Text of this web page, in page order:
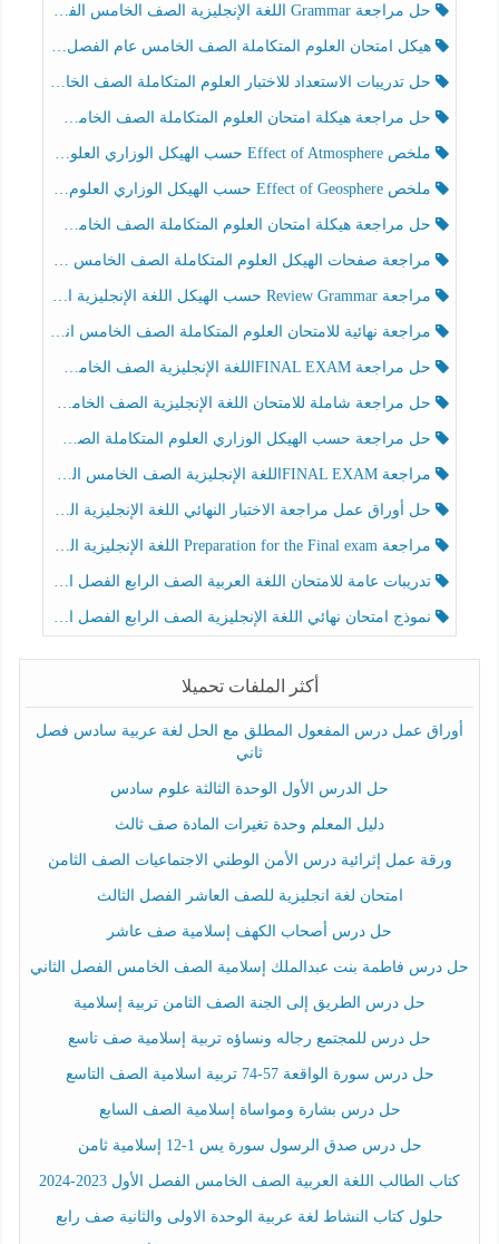
حل مراجعة Grammar اللغة الإنجليزية الصف الخامس الفصل الثالث
هيكل امتحان العلوم المتكاملة الصف الخامس عام الفصل الدراسي الثالث 2025-2026
حل تدريبات الاستعداد للاختبار العلوم المتكاملة الصف الخامس عام الفصل الثالث
حل مراجعة هيكلة امتحان العلوم المتكاملة الصف الخامس انسبير الفصل الثالث
ملخص Effect of Atmosphere حسب الهيكل الوزاري العلوم المتكاملة الصف الخامس انسبير الفصل الثالث
ملخص Effect of Geosphere حسب الهيكل الوزاري العلوم المتكاملة الصف الخامس انسبير الفصل الثالث
حل مراجعة هيكلة امتحان العلوم المتكاملة الصف الخامس عام الفصل الثالث
مراجعة صفحات الهيكل العلوم المتكاملة الصف الخامس انسبير الفصل الثالث
مراجعة Review Grammar حسب الهيكل اللغة الإنجليزية الصف الخامس الفصل الثالث
مراجعة نهائية للامتحان العلوم المتكاملة الصف الخامس انسبير الفصل الثالث
حل مراجعة FINAL EXAMاللغة الإنجليزية الصف الخامس الفصل الثالث
حل مراجعة شاملة للامتحان اللغة الإنجليزية الصف الخامس الفصل الثالث
حل مراجعة حسب الهيكل الوزاري العلوم المتكاملة الصف الخامس عام الفصل الثالث
مراجعة FINAL EXAMاللغة الإنجليزية الصف الخامس الفصل الثالث
حل أوراق عمل مراجعة الاختبار النهائي اللغة الإنجليزية الصف الرابع الفصل الثالث
مراجعة Preparation for the Final exam اللغة الإنجليزية الصف الرابع الفصل الثالث
تدريبات عامة للامتحان اللغة العربية الصف الرابع الفصل الثالث
نموذج امتحان نهائي اللغة الإنجليزية الصف الرابع الفصل الثالث
أكثر الملفات تحميلا
أوراق عمل درس المفعول المطلق مع الحل لغة عربية سادس فصل
ثاني
حل الدرس الأول الوحدة الثالثة علوم سادس
دليل المعلم وحدة تغيرات المادة صف ثالث
ورقة عمل إثرائية درس الأمن الوطني الاجتماعيات الصف الثامن
امتحان لغة انجليزية للصف العاشر الفصل الثالث
حل درس أصحاب الكهف إسلامية صف عاشر
حل درس فاطمة بنت عبدالملك إسلامية الصف الخامس الفصل الثاني
حل درس الطريق إلى الجنة الصف الثامن تربية إسلامية
حل درس للمجتمع رجاله ونساؤه تربية إسلامية صف تاسع
حل درس سورة الواقعة 57-74 تربية اسلامية الصف التاسع
حل درس بشارة ومواساة إسلامية الصف السابع
حل درس صدق الرسول سورة يس 1-12 إسلامية ثامن
كتاب الطالب اللغة العربية الصف الخامس الفصل الأول 2023-2024
حلول كتاب النشاط لغة عربية الوحدة الاولى والثانية صف رابع